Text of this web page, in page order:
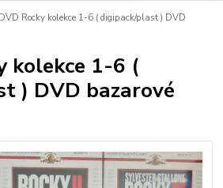
Rocky kolekce 1-6 ( digipack/plast ) DVD
kolekce 1-6 (
) DVD bazarové